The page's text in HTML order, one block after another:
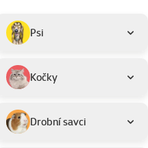
Podkategorie
Psi
Kočky
Drobní savci